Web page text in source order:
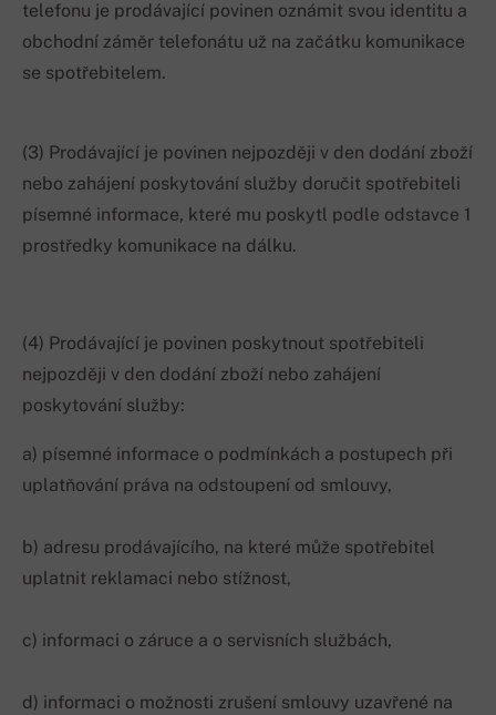
telefonu je prodávající povinen oznámit svou identitu a
obchodní záměr telefonátu už na začátku komunikace
se spotřebitelem.
(3) Prodávající je povinen nejpozději v den dodání zboží
nebo zahájení poskytování služby doručit spotřebiteli
písemné informace, které mu poskytl podle odstavce 1
prostředky komunikace na dálku.
(4) Prodávající je povinen poskytnout spotřebiteli
nejpozději v den dodání zboží nebo zahájení
poskytování služby:
a) písemné informace o podmínkách a postupech při
uplatňování práva na odstoupení od smlouvy,
b) adresu prodávajícího, na které může spotřebitel
uplatnit reklamaci nebo stížnost,
c) informaci o záruce a o servisních službách,
d) informaci o možnosti zrušení smlouvy uzavřené na